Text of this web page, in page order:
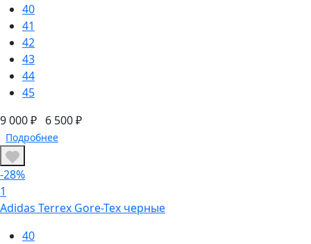
40
41
42
43
44
45
9 000 ₽ 6 500 ₽
Подробнее
-28%
1
Adidas Terrex Gore-Tex черные
40